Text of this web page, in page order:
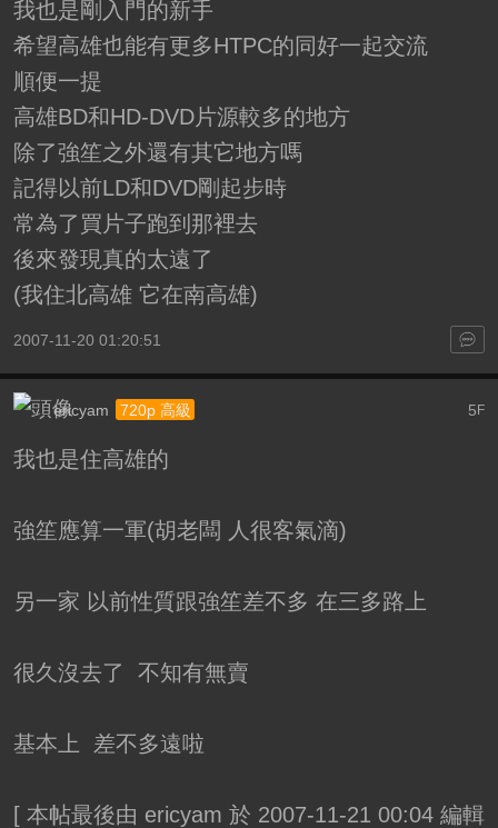
我也是剛入門的新手
希望高雄也能有更多HTPC的同好一起交流
順便一提
高雄BD和HD-DVD片源較多的地方
除了強笙之外還有其它地方嗎
記得以前LD和DVD剛起步時
常為了買片子跑到那裡去
後來發現真的太遠了
(我住北高雄 它在南高雄)
2007-11-20 01:20:51
5 F
ericyam 720p 高級
我也是住高雄的
強笙應算一軍(胡老闆 人很客氣滴)
另一家 以前性質跟強笙差不多 在三多路上
很久沒去了 不知有無賣
基本上 差不多遠啦
[本帖最後由 ericyam 於 2007-11-21 00:04 編輯